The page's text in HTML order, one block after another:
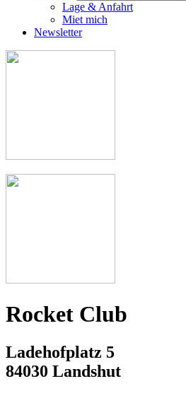
Lage & Anfahrt
Miet mich
Newsletter
Rocket Club
Ladehofplatz 5
84030 Landshut